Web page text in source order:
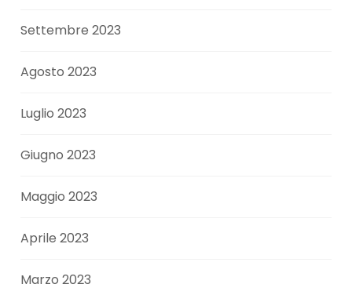
Settembre 2023
Agosto 2023
Luglio 2023
Giugno 2023
Maggio 2023
Aprile 2023
Marzo 2023